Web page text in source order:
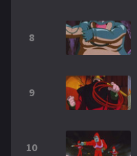
8
9
10